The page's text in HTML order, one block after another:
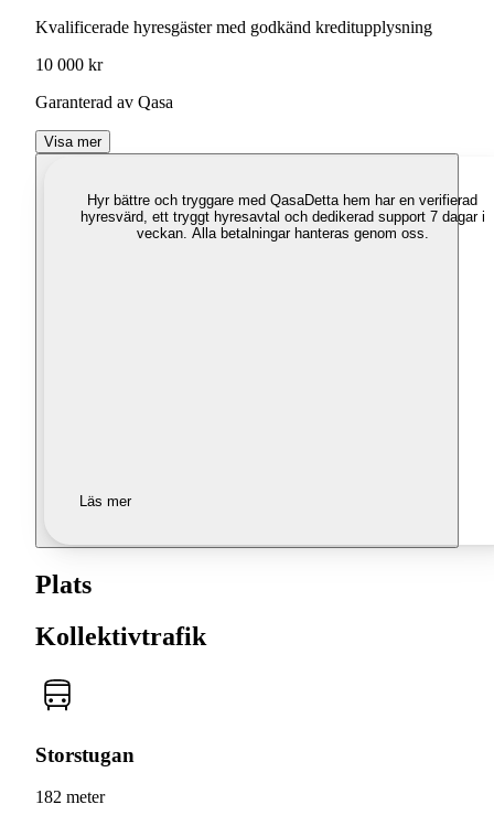
Kvalificerade hyresgäster med godkänd kreditupplysning
10 000 kr
Garanterad av Qasa
Visa mer
Hyr bättre och tryggare med QasaDetta hem har en verifierad
hyresvärd, ett tryggt hyresavtal och dedikerad support 7 dagar i
veckan. Alla betalningar hanteras genom oss.
Läs mer
Plats
Kollektivtrafik
Storstugan
182 meter